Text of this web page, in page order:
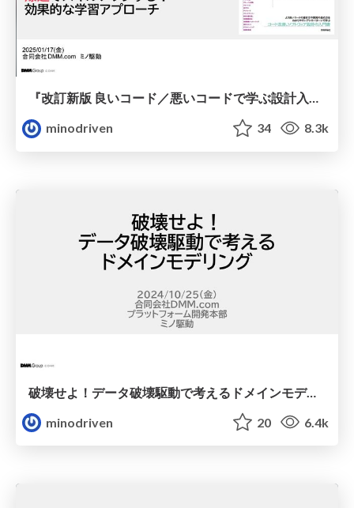
『改訂新版 良いコード／悪いコードで学ぶ設計入門』活用方法−爆速でスキルアップする！効果的な学習アプローチ / effective-learning-of-good-code
minodriven
34 8.3k
破壊せよ！データ破壊駆動で考えるドメインモデリング / data-destroy-driven
minodriven
20 6.4k